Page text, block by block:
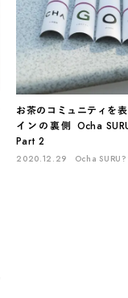
お茶のコミュニティを
インの裏側 Ocha
Part 2
2020.12.29 Ocha